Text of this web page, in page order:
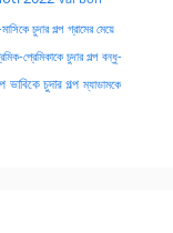
চুদার গল্প গ্রামের মেয়ে
প্রেমিকাকে চুদার গল্প বন্ধু-
ভাবিকে চুদার গল্প ম্যাডামকে